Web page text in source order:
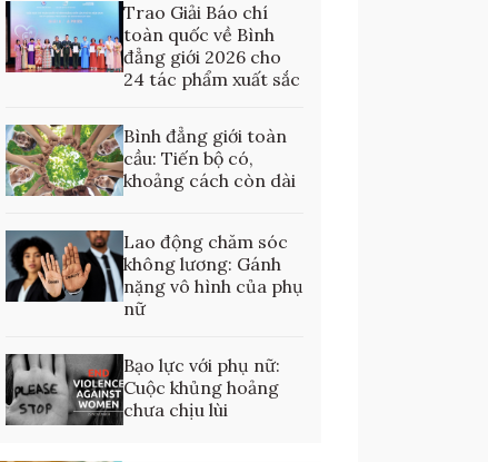
Trao Giải Báo chí
toàn quốc về Bình
đẳng giới 2026 cho
24 tác phẩm xuất sắc
Bình đẳng giới toàn
cầu: Tiến bộ có,
khoảng cách còn dài
Lao động chăm sóc
không lương: Gánh
nặng vô hình của phụ
nữ
Bạo lực với phụ nữ:
Cuộc khủng hoảng
chưa chịu lùi